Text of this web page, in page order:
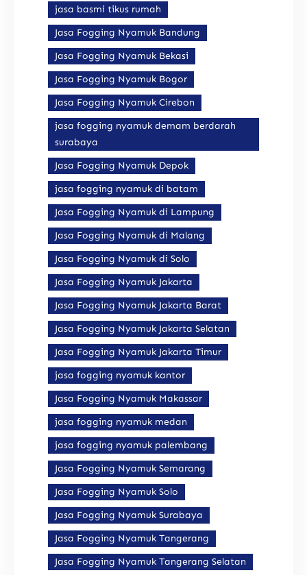
jasa basmi tikus rumah
Jasa Fogging Nyamuk Bandung
Jasa Fogging Nyamuk Bekasi
Jasa Fogging Nyamuk Bogor
Jasa Fogging Nyamuk Cirebon
jasa fogging nyamuk demam berdarah
surabaya
Jasa Fogging Nyamuk Depok
jasa fogging nyamuk di batam
Jasa Fogging Nyamuk di Lampung
Jasa Fogging Nyamuk di Malang
Jasa Fogging Nyamuk di Solo
Jasa Fogging Nyamuk Jakarta
Jasa Fogging Nyamuk Jakarta Barat
Jasa Fogging Nyamuk Jakarta Selatan
Jasa Fogging Nyamuk Jakarta Timur
jasa fogging nyamuk kantor
Jasa Fogging Nyamuk Makassar
jasa fogging nyamuk medan
jasa fogging nyamuk palembang
Jasa Fogging Nyamuk Semarang
Jasa Fogging Nyamuk Solo
Jasa Fogging Nyamuk Surabaya
Jasa Fogging Nyamuk Tangerang
Jasa Fogging Nyamuk Tangerang Selatan